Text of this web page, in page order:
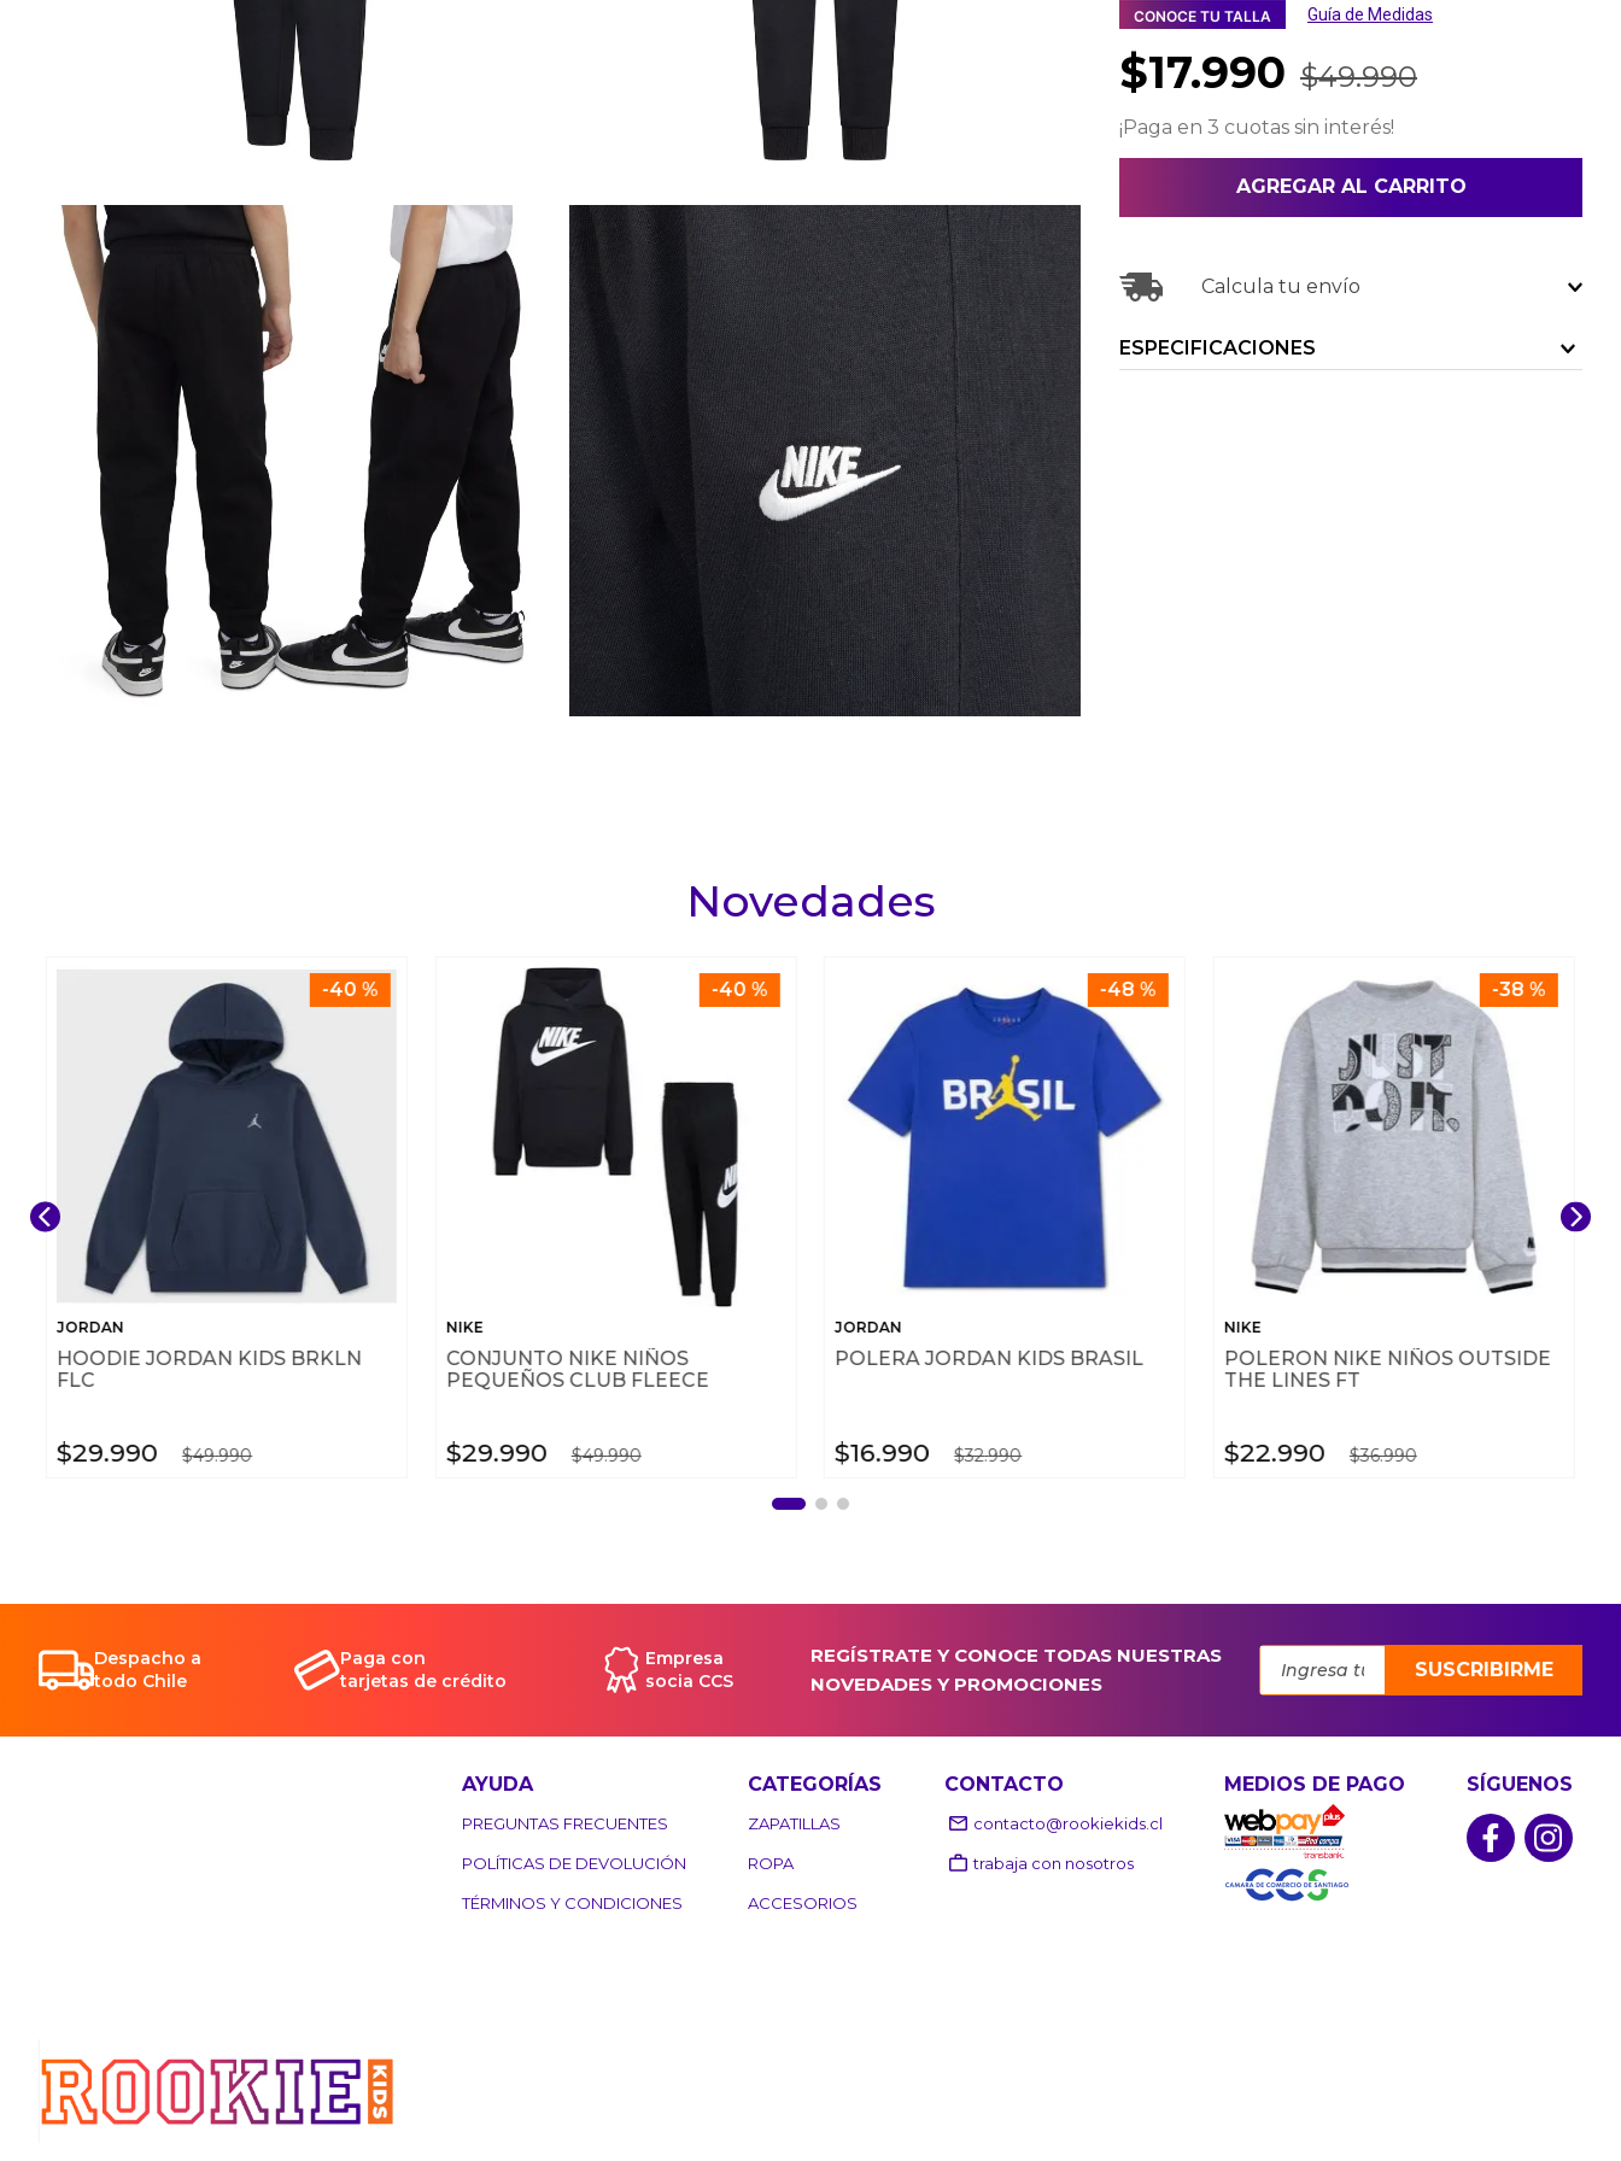
CONOCE TU TALLA Guía de Medidas
$17.990 $49.990
¡Paga en 3 cuotas sin interés!
AGREGAR AL CARRITO
Calcula tu envío
ESPECIFICACIONES
Novedades
-40 %
JORDAN
HOODIE JORDAN KIDS BRKLN
FLC
$29.990 $49.990
-40 %
NIKE
CONJUNTO NIKE NIÑOS
PEQUEÑOS CLUB FLEECE
$29.990 $49.990
-48 %
JORDAN
POLERA JORDAN KIDS BRASIL
$16.990 $32.990
-38 %
NIKE
POLERON NIKE NIÑOS OUTSIDE
THE LINES FT
$22.990 $36.990
Despacho a
todo Chile
Paga con
tarjetas de crédito
Empresa
socia CCS
REGÍSTRATE Y CONOCE TODAS NUESTRAS
NOVEDADES Y PROMOCIONES
SUSCRIBIRME
AYUDA
PREGUNTAS FRECUENTES
POLÍTICAS DE DEVOLUCIÓN
TÉRMINOS Y CONDICIONES
CATEGORÍAS
ZAPATILLAS
ROPA
ACCESORIOS
CONTACTO
contacto@rookiekids.cl
trabaja con nosotros
MEDIOS DE PAGO SÍGUENOS
polera jordan